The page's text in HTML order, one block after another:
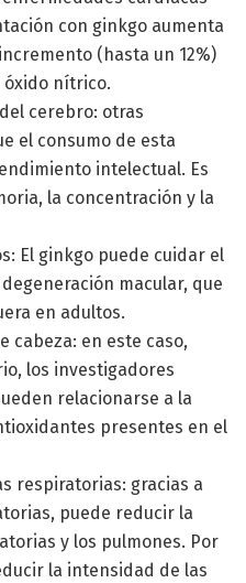
con ginkgo aumenta
(hasta un 12%)
óxido nítrico.
cerebro: otras
el consumo de esta
intelectual. Es
la concentración y la
El ginkgo puede cuidar el
macular, que
en adultos.
cabeza: en este caso,
los investigadores
relacionarse a la
presentes en el
respiratorias: gracias a
puede reducir la
y los pulmones. Por
la intensidad de las